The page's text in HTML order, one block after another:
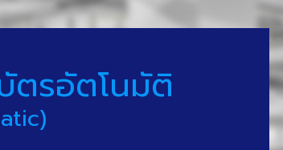
ตรอัตโนมัติ